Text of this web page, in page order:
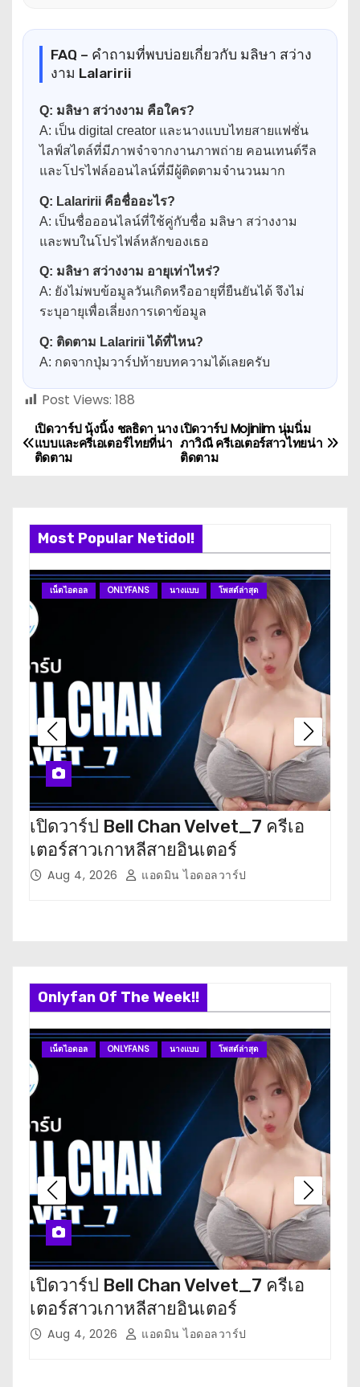
FAQ – คำถามที่พบบ่อยเกี่ยวกับ มลิษา สว่าง
งาม Lalaririi
Q: มลิษา สว่างงาม คือใคร?
A: เป็น digital creator และนางแบบไทยสายแฟชั่น
ไลฟ์สไตล์ที่มีภาพจำจากงานภาพถ่าย คอนเทนต์รีล
และโปรไฟล์ออนไลน์ที่มีผู้ติดตามจำนวนมาก
Q: Lalaririi คือชื่ออะไร?
A: เป็นชื่อออนไลน์ที่ใช้คู่กับชื่อ มลิษา สว่างงาม
และพบในโปรไฟล์หลักของเธอ
Q: มลิษา สว่างงาม อายุเท่าไหร่?
A: ยังไม่พบข้อมูลวันเกิดหรืออายุที่ยืนยันได้ จึงไม่
ระบุอายุเพื่อเลี่ยงการเดาข้อมูล
Q: ติดตาม Lalaririi ได้ที่ไหน?
A: กดจากปุ่มวาร์ปท้ายบทความได้เลยครับ
Post Views: 188
P
o
n
a
v
g
a
t
o
n
เปิดวาร์ป Mojiniim นุ่มนิ่ม
ภาวิณี ครีเอเตอร์สาวไทยน่า
ติดตาม
เปิดวาร์ป นุ้งนิ้ง ชลธิดา นาง
แบบและครีเอเตอร์ไทยที่น่า
ติดตาม
Most Popular Netidol!
เน็ตไอดอล ONLYFANS นางแบบ โพสต์ล่าสุด
เปิดวาร์ป Bell Chan Velvet_7 ครีเอ
เตอร์สาวเกาหลีสายอินเตอร์
Aug 4, 2026 แอดมิน ไอดอลวาร์ป
Onlyfan Of The Week!!
เน็ตไอดอล ONLYFANS นางแบบ โพสต์ล่าสุด
เปิดวาร์ป Bell Chan Velvet_7 ครีเอ
เตอร์สาวเกาหลีสายอินเตอร์
Aug 4, 2026 แอดมิน ไอดอลวาร์ป